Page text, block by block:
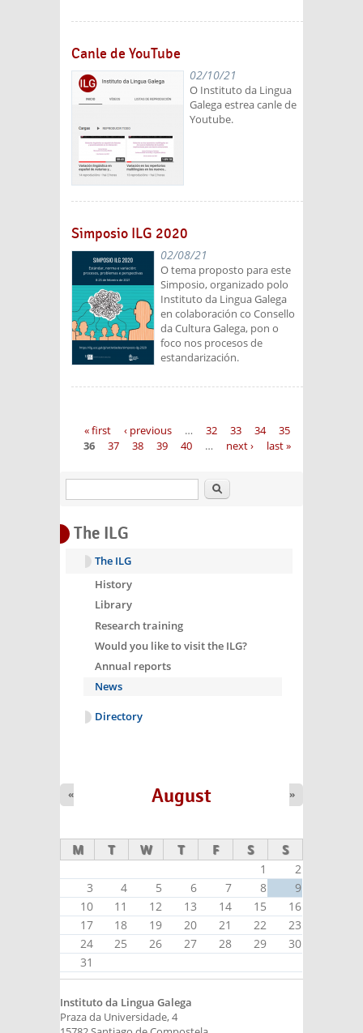
Canle de YouTube
02/10/21
O Instituto da Lingua
Galega estrea canle de
Youtube.
Simposio ILG 2020
02/08/21
O tema proposto para este
Simposio, organizado polo
Instituto da Lingua Galega
en colaboración co Consello
da Cultura Galega, pon o
foco nos procesos de
estandarización.
Pages
« first ‹ previous … 32 33 34
35
36
37 38 39 40 … next › last »
Search
The ILG
The ILG
History
Library
Research training
Would you like to visit the ILG?
Annual reports
News
Directory
August
« »
M T W T F S S
1
2
3
4 5 6 7 8
9
10
11 12 13 14 15
16
17
18 19 20 21 22
23
24
25 26 27 28 29
30
31
Instituto da Lingua Galega
Praza da Universidade, 4